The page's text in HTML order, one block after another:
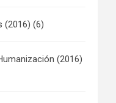
(2016) (6)
(2016)